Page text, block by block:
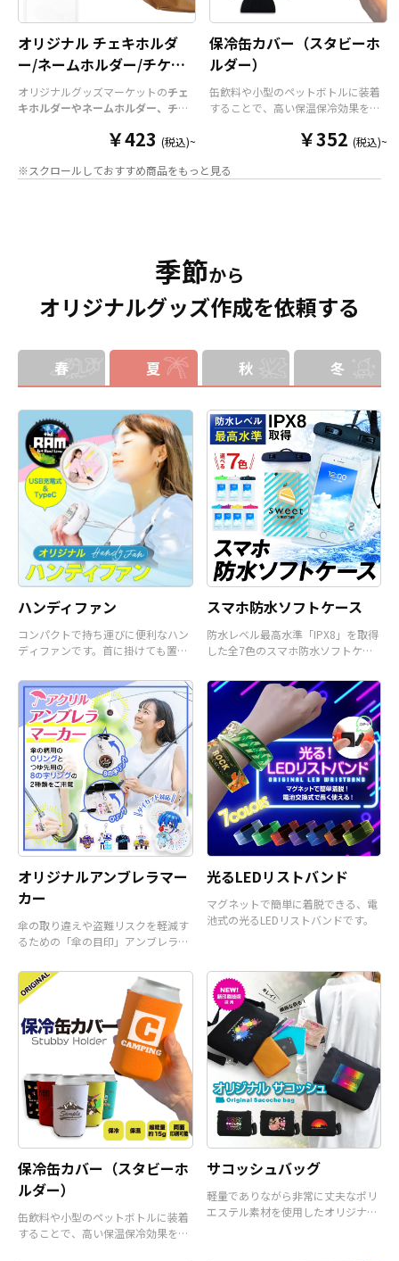
オリジナル チェキホルダ
ー/ネームホルダー/チケッ
トホルダー
オリジナルグッズマーケットのチェ
キホルダーやネームホルダー、チケ
ダーパーツを組み合わせた今まであ
です。透明度が高く美しいアクリル
分はダイカットでデザインにあわせ
た自由な形状で制作することができ
ます。また長さ調整と安全機能が付
いたネックストラップが標準で付属
加したり、ストラップをキーホルダ
ーに変更することも可能です。 アニ
メ、エンタメ、スポーツ、官公庁、
ど様々な業界に人気です。 短納期・
小ロットでの対応も可能ですのでご
不明点がありましたら、個人のお客
様から企業・業者のかた問わずお気
軽にご相談ください。
￥423 (税込)~
保冷缶カバー（スタビーホ
ルダー）
缶飲料や小型のペットボトルに装着
することで、高い保温保冷効果を発
ダー）をOEM製作できます。使わな
携帯性に優れています。オールシー
の自社工場にて印刷いたしますの
で、短納期・小ロットでの対応が可
能です。グッズ制作の専門スタッフ
がしっかりサポートいたしますの
にご相談ください。
￥352 (税込)~
※スクロールしておすすめ商品をもっと見る
季節から
オリジナルグッズ作成を依頼する
春 夏 秋 冬
ハンディファン
コンパクトで持ち運びに便利なハン
ディファンです。首に掛けても置い
スマホ防水ソフトケース
防水レベル最高水準「IPX8」を取得
した全7色のスマホ防水ソフトケー
オリジナルアンブレラマー
カー
傘の取り違えや盗難リスクを軽減す
るための「傘の目印」アンブレラマ
光るLEDリストバンド
マグネットで簡単に着脱できる、電
池式の光るLEDリストバンドです。
保冷缶カバー（スタビーホ
ルダー）
缶飲料や小型のペットボトルに装着
することで、高い保温保冷効果を発
サコッシュバッグ
軽量でありながら非常に丈夫なポリ
エステル素材を使用したオリジナル